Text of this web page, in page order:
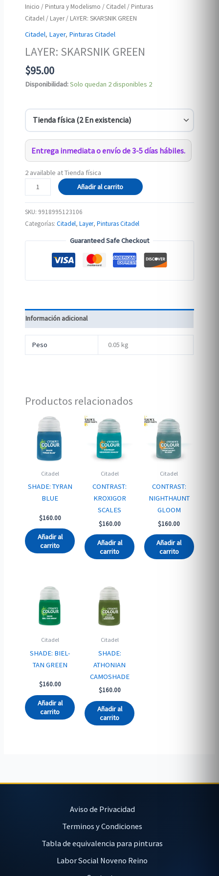
Inicio / Pintura y Modelismo / Citadel / Pinturas
Citadel / Layer/ LAYER: SKARSNIK GREEN
Citadel, Layer, Pinturas Citadel
LAYER: SKARSNIK GREEN
$95.00
Disponibilidad:Solo quedan 2 disponibles 2
Entrega inmediata o envío de 3-5 días hábiles.
2 available at Tienda física
LAYER:
SKARSNIK
cantidad
Añadir al carrito
SKU: 9918995123106
Categorías:Citadel,Layer,Pinturas Citadel
Guaranteed Safe Checkout
Información adicional
Peso 0.05 kg
Productos relacionados
Citadel
SHADE: TYRAN
BLUE
$160.00
Añadir al
carrito
Citadel
CONTRAST:
KROXIGOR
SCALES
$160.00
Añadir al
carrito
Citadel
CONTRAST:
NIGHTHAUNT
GLOOM
$160.00
Añadir al
carrito
Citadel
SHADE: BIEL-
TAN GREEN
$160.00
Añadir al
carrito
Citadel
SHADE:
ATHONIAN
CAMOSHADE
$160.00
Añadir al
carrito
Aviso de Privacidad
Terminos y Condiciones
Tabla de equivalencia para pinturas
Labor Social Noveno Reino